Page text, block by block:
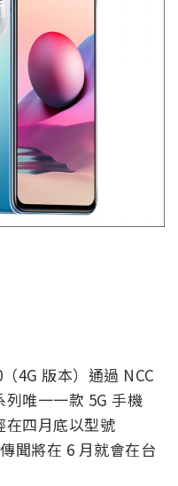
4G 版本）通過 NCC
唯一一款 5G 手機
在四月底以型號
聞將在 6 月就會在台